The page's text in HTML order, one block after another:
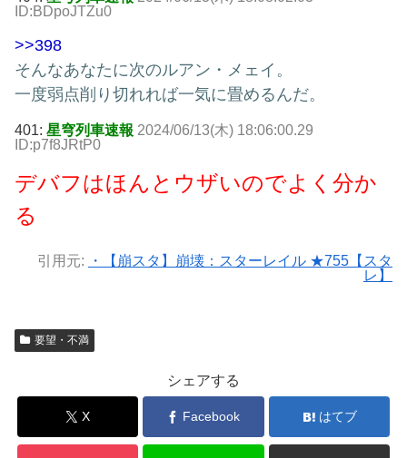
ID:BDpoJTZu0
>>398
そんなあなたに次のルアン・メェイ。
一度弱点削り切れれば一気に畳めるんだ。
401: 星穹列車速報 2024/06/13(木) 18:06:00.29
ID:p7f8JRtP0
デバフはほんとウザいのでよく分か
る
引用元:
・【崩スタ】崩壊：スターレイル ★755【スタ
レ】
要望・不満
シェアする
X Facebook はてブ